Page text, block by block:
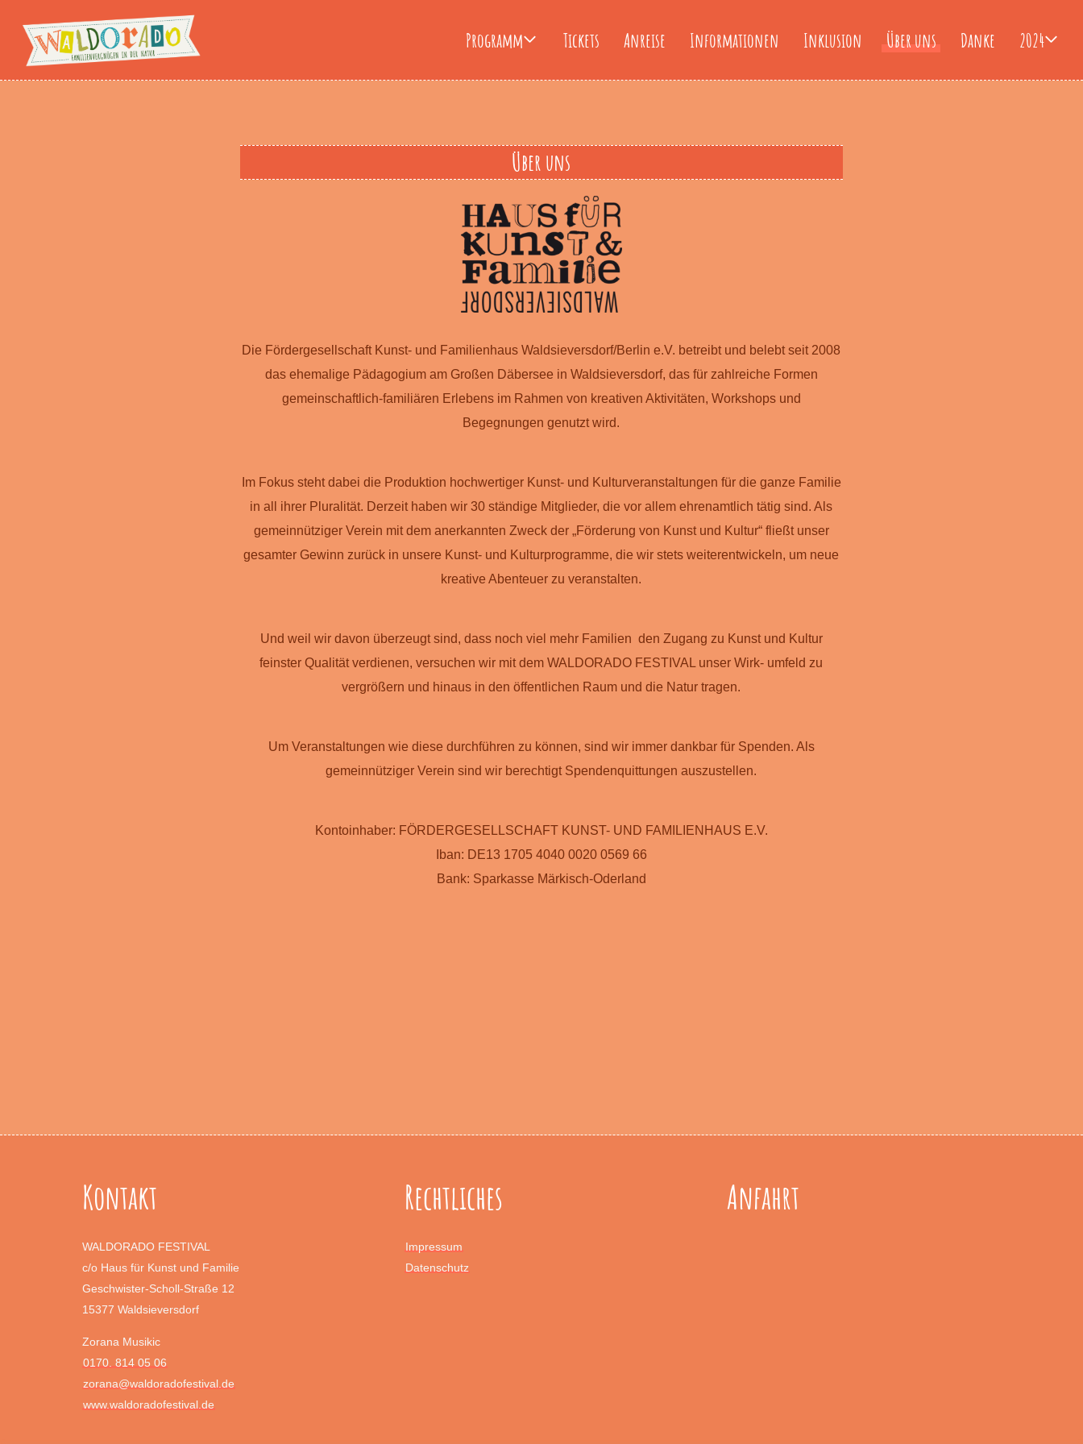
Programm Tickets Anreise Informationen Inklusion Über uns Danke 2024
Über uns
Die Fördergesellschaft Kunst- und Familienhaus Waldsieversdorf/Berlin e.V. betreibt und belebt seit 2008
das ehemalige Pädagogium am Großen Däbersee in Waldsieversdorf, das für zahlreiche Formen
gemeinschaftlich-familiären Erlebens im Rahmen von kreativen Aktivitäten, Workshops und
Begegnungen genutzt wird.
Im Fokus steht dabei die Produktion hochwertiger Kunst- und Kulturveranstaltungen für die ganze Familie
in all ihrer Pluralität. Derzeit haben wir 30 ständige Mitglieder, die vor allem ehrenamtlich tätig sind. Als
gemeinnütziger Verein mit dem anerkannten Zweck der „Förderung von Kunst und Kultur“ fließt unser
gesamter Gewinn zurück in unsere Kunst- und Kulturprogramme, die wir stets weiterentwickeln, um neue
kreative Abenteuer zu veranstalten.
Und weil wir davon überzeugt sind, dass noch viel mehr Familien den Zugang zu Kunst und Kultur
feinster Qualität verdienen, versuchen wir mit dem WALDORADO FESTIVAL unser Wirk- umfeld zu
vergrößern und hinaus in den öffentlichen Raum und die Natur tragen.
Um Veranstaltungen wie diese durchführen zu können, sind wir immer dankbar für Spenden. Als
gemeinnütziger Verein sind wir berechtigt Spendenquittungen auszustellen.
Kontoinhaber: FÖRDERGESELLSCHAFT KUNST- UND FAMILIENHAUS E.V.
Iban: DE13 1705 4040 0020 0569 66
Bank: Sparkasse Märkisch-Oderland
Kontakt
WALDORADO FESTIVAL
c/o Haus für Kunst und Familie
Geschwister-Scholl-Straße 12
15377 Waldsieversdorf
Zorana Musikic
0170. 814 05 06
zorana@waldoradofestival.de
www.waldoradofestival.de
Rechtliches
Impressum
Datenschutz
Anfahrt